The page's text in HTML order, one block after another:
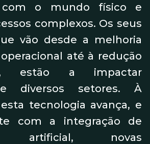
com o mundo físico e
complexos. Os seus
vão desde a melhoria
até à redução
estão a impactar
diversos setores. À
tecnologia avança, e
com a integração de
artificial, novas